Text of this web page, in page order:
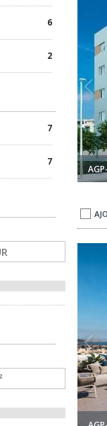
6
2
7
7
À Torre Del Mar